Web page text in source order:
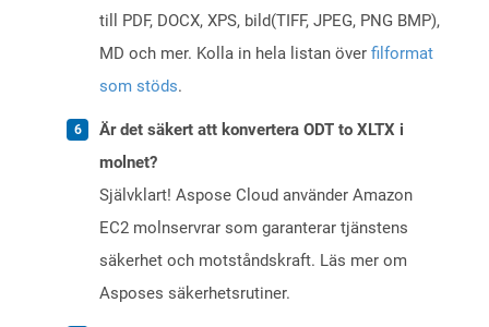
till PDF, DOCX, XPS, bild(TIFF, JPEG, PNG BMP),
MD och mer. Kolla in hela listan över filformat
som stöds.
Är det säkert att konvertera ODT to XLTX i
molnet?
Självklart! Aspose Cloud använder Amazon
EC2 molnservrar som garanterar tjänstens
säkerhet och motståndskraft. Läs mer om
Asposes säkerhetsrutiner.